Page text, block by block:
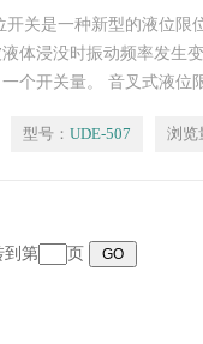
开关是一种新型的液位限
体浸没时振动频率发生
个开关量。 音叉式液位
的场合均可使用“音叉式
型号： UDE-507 浏览
第 页